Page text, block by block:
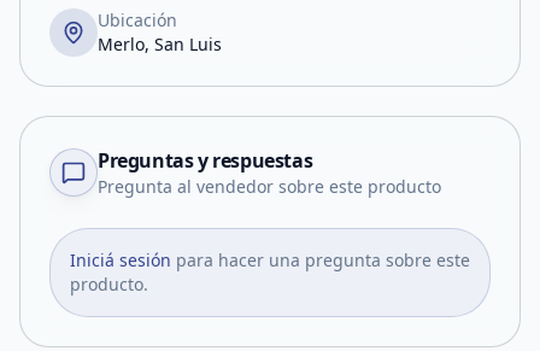
Ubicación
Merlo, San Luis
Preguntas y respuestas
Pregunta al vendedor sobre este producto
Iniciá sesión para hacer una pregunta sobre este
producto.